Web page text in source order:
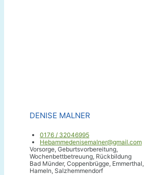
DENISE MALNER
0176 / 32046995
Hebammedenisemalner@gmail.com
Vorsorge, Geburtsvorbereitung,
Wochenbettbetreuung, Rückbildung
Bad Münder, Coppenbrügge, Emmerthal,
Hameln, Salzhemmendorf